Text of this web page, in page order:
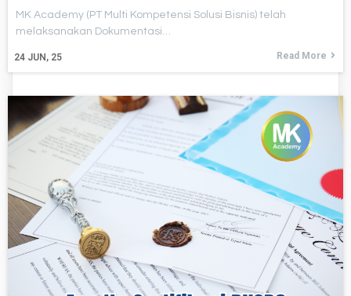
24 JUN, 25
MK Academy (PT Multi Kompetensi Solusi Bisnis) telah
melaksanakan Dokumentasi…
Read More